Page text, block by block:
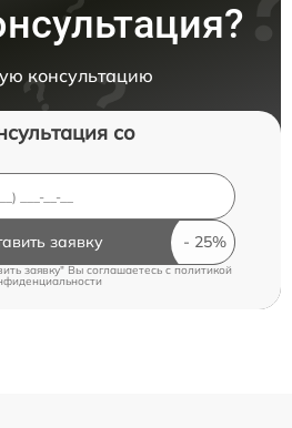
консультацию
со
заявку
заявку" Вы соглашаетесь c политикой